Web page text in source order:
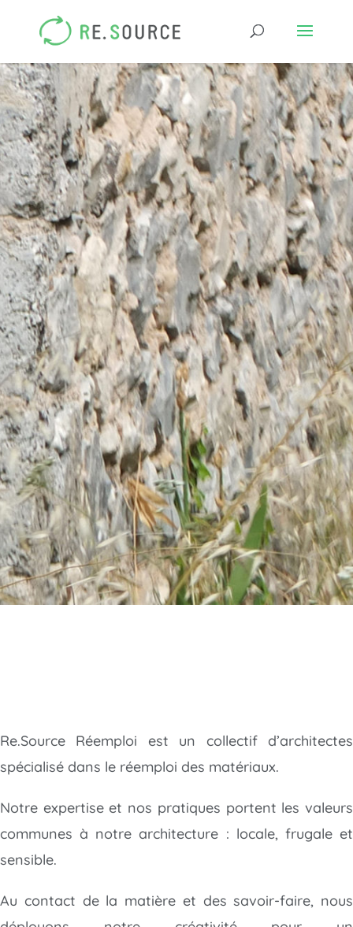
Re.Source Réemploi est un collectif d’architectes
spécialisé dans le réemploi des matériaux.
Notre expertise et nos pratiques portent les valeurs
communes à notre architecture : locale, frugale et
sensible.
Au contact de la matière et des savoir-faire, nous